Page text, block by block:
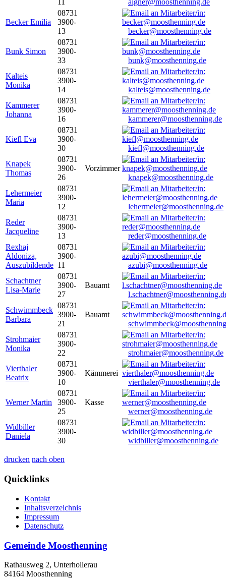
aigner@moosthenning.de
Becker Emilia
08731
3900-
13
becker@moosthenning.de
Bunk Simon
08731
3900-
33
bunk@moosthenning.de
Kalteis
Monika
08731
3900-
14
kalteis@moosthenning.de
Kammerer
Johanna
08731
3900-
16
kammerer@moosthenning.de
Kiefl Eva
08731
3900-
30
kiefl@moosthenning.de
Knapek
Thomas
08731
3900-
26
Vorzimmer
knapek@moosthenning.de
Lehermeier
Maria
08731
3900-
12
lehermeier@moosthenning.de
Reder
Jacqueline
08731
3900-
13
reder@moosthenning.de
Rexhaj
Aldoniza,
Auszubildende
08731
3900-
11
azubi@moosthenning.de
Schachtner
Lisa-Marie
08731
3900-
27
Bauamt
Schwimmbeck
Barbara
08731
3900-
21
Bauamt
Strohmaier
Monika
08731
3900-
22
strohmaier@moosthenning.de
Vierthaler
Beatrix
08731
3900-
10
Kämmerei
vierthaler@moosthenning.de
Werner Martin
08731
3900-
25
Kasse
werner@moosthenning.de
Widbiller
Daniela
08731
3900-
30
widbiller@moosthenning.de
drucken nach oben
Quicklinks
Kontakt
Inhaltsverzeichnis
Impressum
Datenschutz
Gemeinde Moosthenning
Rathausweg 2, Unterhollerau
84164 Moosthenning